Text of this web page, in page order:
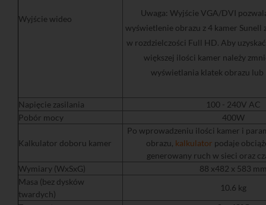
Wyjście wideo
Uwaga: Wyjście VGA/DVI
wyświetlenie obrazu z 4 kamer Sunell
w rozdzielczości Full HD. Aby
większej ilości kamer należy
wyświetlania klatek obrazu lub
Napięcie zasilania
100 - 240V AC
Pobór mocy
400W
Kalkulator doboru kamer
Po wprowadzeniu ilości kamer i
obrazu, kalkulator podaje
generowany ruch w sieci oraz
Wymiary (WxSxG)
88 x482 x 583
Masa (bez dysków
twardych)
10.6 kg